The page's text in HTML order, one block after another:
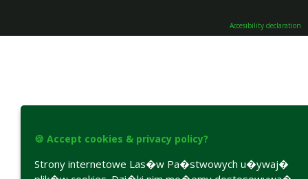
Accesibility declaration
🍪 Accept cookies & privacy policy?
Strony internetowe Las�w Pa�stwowych u�ywaj�